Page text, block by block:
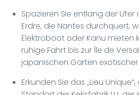
Spazieren Sie entlang der
Erdre, die Nantes durchquert,
Elektroboot oder Kanu mieten
ruhige Fahrt bis zur Île de
japanischen Garten
Erkunden Sie das „Lieu